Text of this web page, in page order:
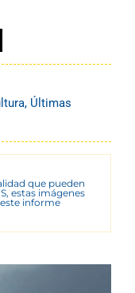
, Últimas
que pueden
estas imágenes
informe